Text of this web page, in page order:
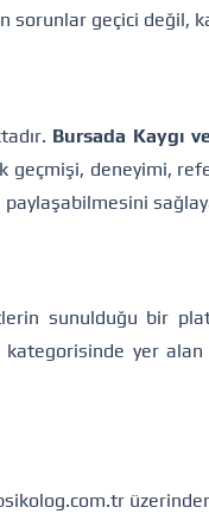
geçici değil,
Bursada Kaygı
deneyimi,
paylaşabilmesini
sunulduğu bir
kategorisinde yer